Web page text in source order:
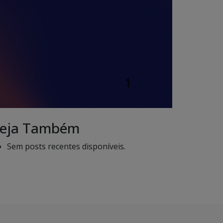
Também
Sem posts recentes disponíveis.